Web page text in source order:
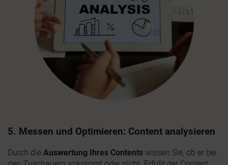
5. Messen und Optimieren: Content analysieren
Durch die Auswertung Ihres Contents wissen Sie, ob er bei